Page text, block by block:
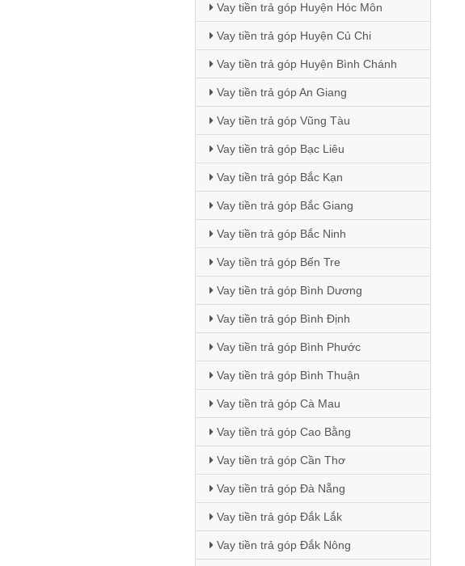
Vay tiền trả góp Huyện Hóc Môn
Vay tiền trả góp Huyện Củ Chi
Vay tiền trả góp Huyện Bình Chánh
Vay tiền trả góp An Giang
Vay tiền trả góp Vũng Tàu
Vay tiền trả góp Bạc Liêu
Vay tiền trả góp Bắc Kạn
Vay tiền trả góp Bắc Giang
Vay tiền trả góp Bắc Ninh
Vay tiền trả góp Bến Tre
Vay tiền trả góp Bình Dương
Vay tiền trả góp Bình Định
Vay tiền trả góp Bình Phước
Vay tiền trả góp Bình Thuận
Vay tiền trả góp Cà Mau
Vay tiền trả góp Cao Bằng
Vay tiền trả góp Cần Thơ
Vay tiền trả góp Đà Nẵng
Vay tiền trả góp Đắk Lắk
Vay tiền trả góp Đắk Nông